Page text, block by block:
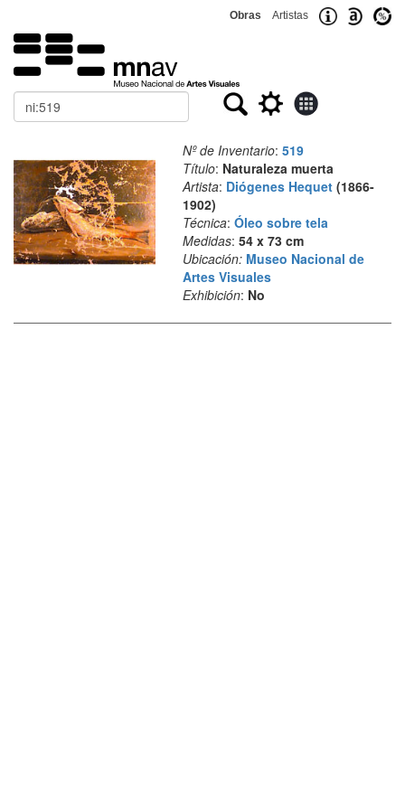
Obras Artistas
Buscar
Nº de Inventario: 519
Título: Naturaleza muerta
Artista: Diógenes Hequet(1866-
1902)
Técnica: Óleo sobre tela
Medidas: 54 x 73 cm
Ubicación: Museo Nacional de
Artes Visuales
Exhibición: No